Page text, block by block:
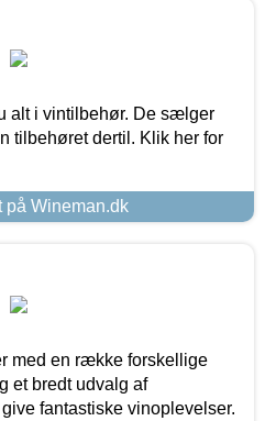
alt i vintilbehør. De sælger
tilbehøret dertil. Klik her for
på Wineman.dk
med en række forskellige
et bredt udvalg af
fantastiske vinoplevelser.